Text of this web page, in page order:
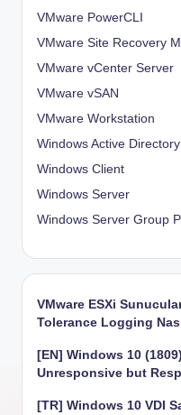
VMware PowerCLI
VMware Site Recovery
VMware vCenter Server
VMware vSAN
VMware Workstation
Windows Active Directory
Windows Client
Windows Server
Windows Server Group
VMware ESXi
Tolerance Logging
[EN] Windows 10
Unresponsive but
[TR] Windows 10 VDI